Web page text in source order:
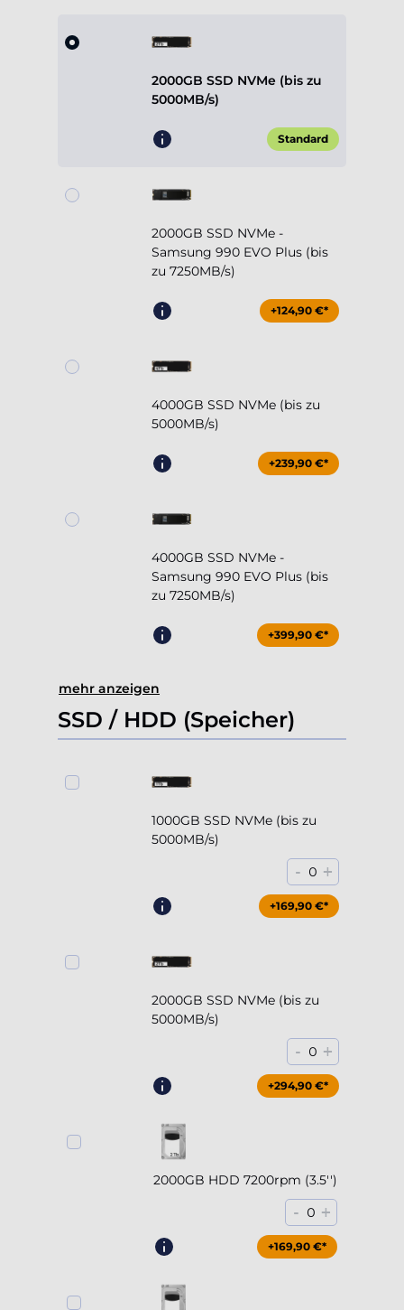
2000GB SSD NVMe (bis zu
5000MB/s)
Standard
2000GB SSD NVMe -
Samsung 990 EVO Plus (bis
zu 7250MB/s)
+124,90 €*
4000GB SSD NVMe (bis zu
5000MB/s)
+239,90 €*
4000GB SSD NVMe -
Samsung 990 EVO Plus (bis
zu 7250MB/s)
+399,90 €*
mehr anzeigen
SSD / HDD (Speicher)
1000GB SSD NVMe (bis zu
5000MB/s)
- 0 +
+169,90 €*
2000GB SSD NVMe (bis zu
5000MB/s)
- 0 +
+294,90 €*
2000GB HDD 7200rpm (3.5'')
- 0 +
+169,90 €*